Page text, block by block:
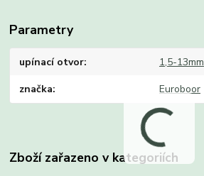
Parametry
upínací otvor 1,5-13mm
značka Euroboor
Zboží zařazeno v kategoriích